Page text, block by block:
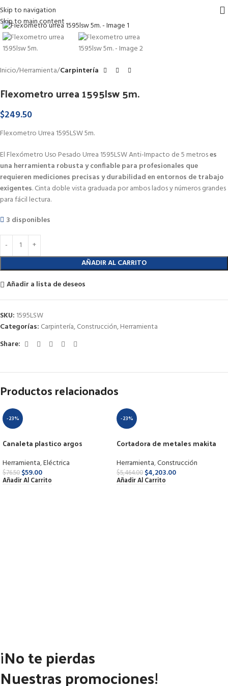
Skip to navigation
Skip to main content
Haga Click para agrandar
Inicio Herramienta Carpintería
Flexometro urrea 1595lsw 5m.
$249.50
Flexometro Urrea 1595LSW 5m.
El Flexómetro Uso Pesado Urrea 1595LSW Anti-Impacto de 5 metroses
una herramienta robusta y confiable para profesionales que
requieren mediciones precisas y durabilidad en entornos de trabajo
exigentes. Cinta doble vista graduada por ambos lados y números grandes
para fácil lectura.
3 disponibles
AÑADIR AL CARRITO
Añadir a lista de deseos
SKU: 1595LSW
Categorías: Carpintería,Construcción,Herramienta
Share:
Productos relacionados
-23%
Canaleta plastico argos
Herramienta,Eléctrica
$76.50 $59.00
Añadir Al Carrito
-23%
Cortadora de metales makita
Herramienta,Construcción
$5,464.00 $4,203.00
Añadir Al Carrito
¡No te pierdas
Nuestras promociones!